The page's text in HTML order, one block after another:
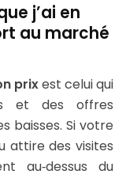
j’ai en
au marché
prixest celui qui
et des offres
baisses. Si votre
attire des visites
au‑dessus du